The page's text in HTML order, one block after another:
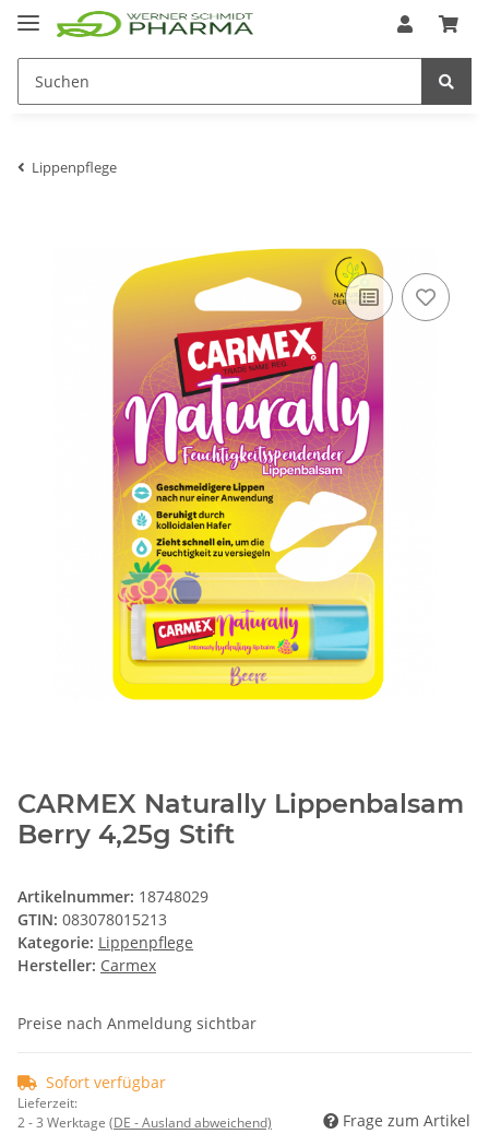
Lippenpflege
CARMEX Naturally Lippenbalsam
Berry 4,25g Stift
Artikelnummer: 18748029
GTIN: 083078015213
Kategorie: Lippenpflege
Hersteller: Carmex
Preise nach Anmeldung sichtbar
Sofort verfügbar
Lieferzeit:
2 - 3 Werktage (DE - Ausland abweichend) Frage zum Artikel